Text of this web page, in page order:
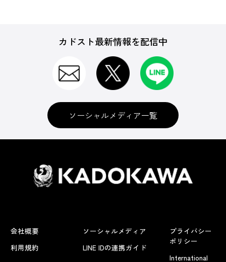
カドスト最新情報を配信中
ソーシャルメディア一覧
会社概要
利用規約
ソーシャルメディア
LINE IDの連携ガイド
プライバシー
ポリシー
International